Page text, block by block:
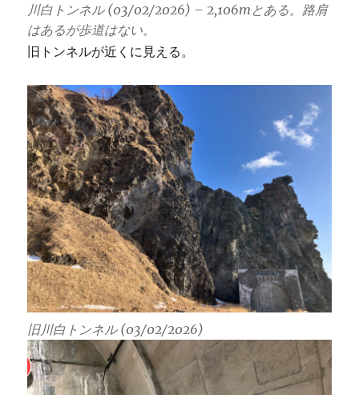
川白トンネル (03/02/2026) – 2,106mとある。路肩
はあるが歩道はない。
旧トンネルが近くに見える。
旧川白トンネル (03/02/2026)